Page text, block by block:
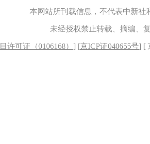
本网站所刊载信息，不代表中新
未经授权禁止转载、摘编、
许可证（0106168） ] [京ICP证040655号] [